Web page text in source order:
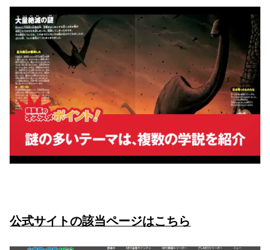
公式サイトの該当ページはこちら